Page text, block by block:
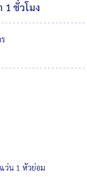
1 ชั่วโมง
น 1 หัวย่อม